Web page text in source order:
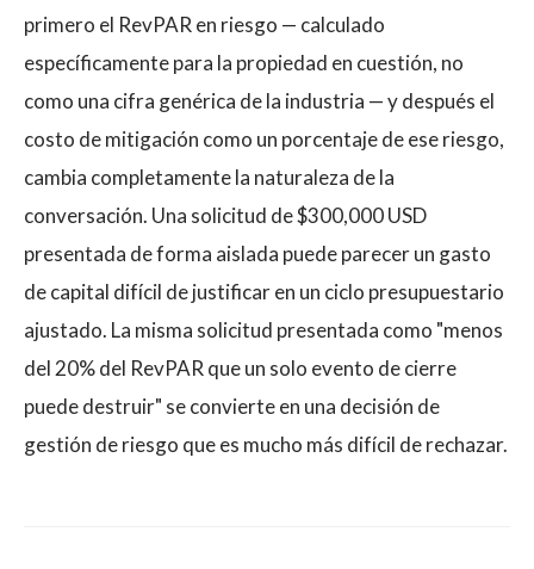
primero el RevPAR en riesgo — calculado
específicamente para la propiedad en cuestión, no
como una cifra genérica de la industria — y después el
costo de mitigación como un porcentaje de ese riesgo,
cambia completamente la naturaleza de la
conversación. Una solicitud de $300,000 USD
presentada de forma aislada puede parecer un gasto
de capital difícil de justificar en un ciclo presupuestario
ajustado. La misma solicitud presentada como "menos
del 20% del RevPAR que un solo evento de cierre
puede destruir" se convierte en una decisión de
gestión de riesgo que es mucho más difícil de rechazar.